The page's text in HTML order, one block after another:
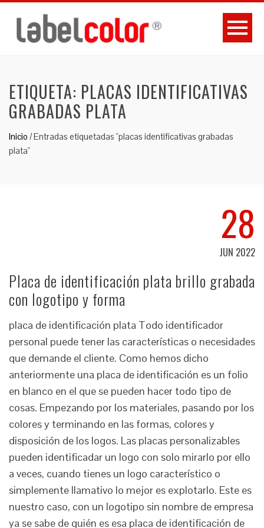
ETIQUETA: PLACAS IDENTIFICATIVAS
GRABADAS PLATA
Inicio /Entradas etiquetadas "placas identificativas grabadas
plata"
28
JUN 2022
Placa de identificación plata brillo grabada
con logotipo y forma
placa de identificación plata Todo identificador
personal puede tener las características o necesidades
que demande el cliente. Como hemos dicho
anteriormente una placa de identificación es un folio
en blanco en el que se pueden hacer todo tipo de
cosas. Empezando por los materiales, pasando por los
colores y terminando en las formas, colores y
disposición de los logos. Las placas personalizables
pueden identificadar un logo con solo mirarlo por ello
a veces, cuando tienes un logo característico o
simplemente llamativo lo mejor es explotarlo. Este es
nuestro caso, con un logotipo sin nombre de empresa
ya se sabe de quién es esa placa de identificación de